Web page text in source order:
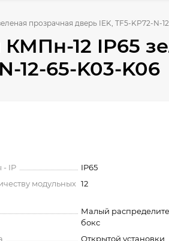
прозрачная дверь IEK, TF5-KP72-N-
КМПн-12 IP65
12-65-K03-K06
- IP
IP65
модульных 12
Малый
бокс
Открытой установки